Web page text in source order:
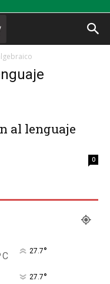
al lenguaje
0
C 27.7°
27.7°